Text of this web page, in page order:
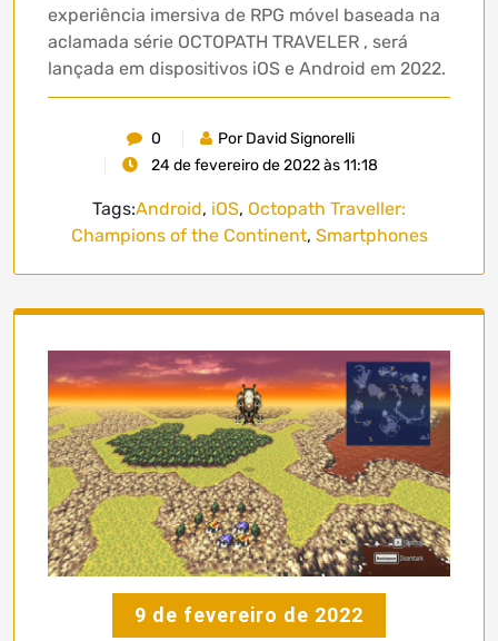
experiência imersiva de RPG móvel baseada na
aclamada série OCTOPATH TRAVELER , será
lançada em dispositivos iOS e Android em 2022.
0
Por David Signorelli
24 de fevereiro de 2022 às 11:18
Tags:Android, iOS, Octopath Traveller:
Champions of the Continent, Smartphones
9 de fevereiro de 2022